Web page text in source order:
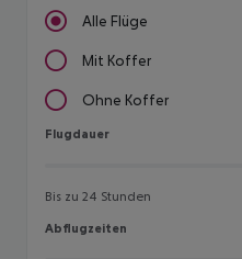
Alle Flüge
Mit Koffer
Ohne Koffer
Flugdauer
Flugdauer
Bis zu 24 Stunden
Abflugzeiten
Abflugzeiten